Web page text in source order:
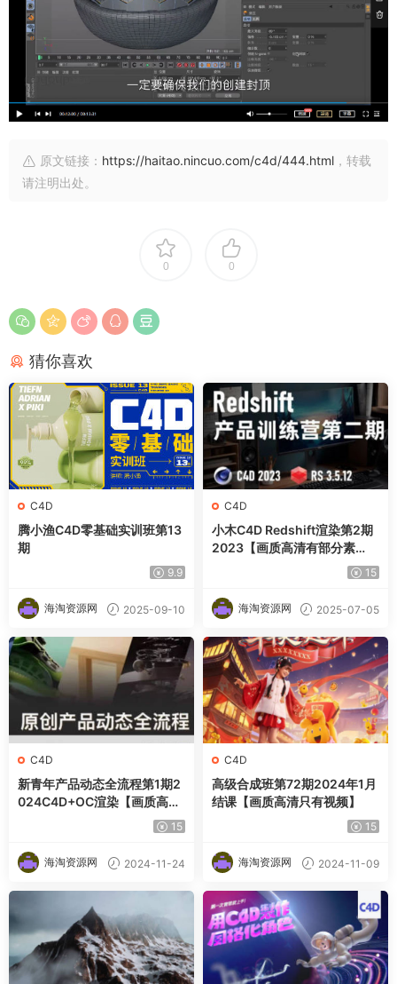
原文链接： https://haitao.nincuo.com/c4d/444.html ，转载
请注明出处。
0 0
猜你喜欢
C4D
腾小渔C4D零基础实训班第13
期
9.9
海淘资源网 2025-09-10
C4D
小木C4D Redshift渲染第2期
2023【画质高清有部分素
15
海淘资源网 2025-07-05
C4D
新青年产品动态全流程第1期2
024C4D+OC渲染【画质高清
15
海淘资源网 2024-11-24
C4D
高级合成班第72期2024年1月
结课【画质高清只有视频】
15
海淘资源网 2024-11-09